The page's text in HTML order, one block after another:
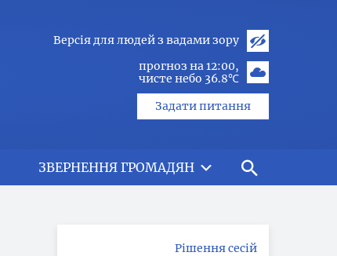
Версія для людей з вадами зору
прогноз на 12:00
чисте небо 36.8℃
Задати питання
ЗВЕРНЕННЯ ГРОМАДЯН
Рішення сесій